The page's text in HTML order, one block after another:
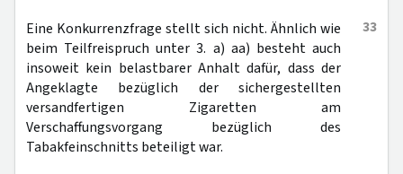
33
Eine Konkurrenzfrage stellt sich nicht. Ähnlich wie
beim Teilfreispruch unter 3. a) aa) besteht auch
insoweit kein belastbarer Anhalt dafür, dass der
Angeklagte bezüglich der sichergestellten
versandfertigen Zigaretten am
Verschaffungsvorgang bezüglich des
Tabakfeinschnitts beteiligt war.